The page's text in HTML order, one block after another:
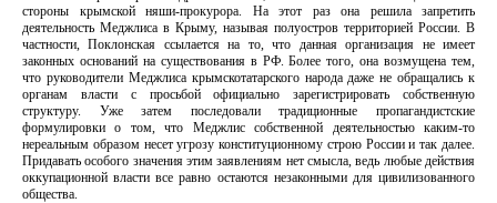
стороны крымской няши-прокурора. На этот раз она решила запретить
деятельность Меджлиса в Крыму, называя полуостров территорией России. В
частности, Поклонская ссылается на то, что данная организация не имеет
законных оснований на существования в РФ. Более того, она возмущена тем,
что руководители Меджлиса крымскотатарского народа даже не обращались к
органам власти с просьбой официально зарегистрировать собственную
структуру. Уже затем последовали традиционные пропагандистские
формулировки о том, что Меджлис собственной деятельностью каким-то
нереальным образом несет угрозу конституционному строю России и так далее.
Придавать особого значения этим заявлениям нет смысла, ведь любые действия
оккупационной власти все равно остаются незаконными для цивилизованного
общества.